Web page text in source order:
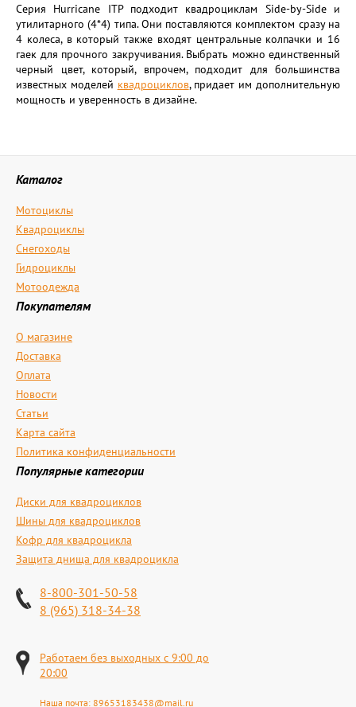
Серия Hurricane ITP подходит квадроциклам Side-by-Side и
утилитарного (4*4) типа. Они поставляются комплектом сразу на
4 колеса, в который также входят центральные колпачки и 16
гаек для прочного закручивания. Выбрать можно единственный
черный цвет, который, впрочем, подходит для большинства
известных моделей квадроциклов, придает им дополнительную
мощность и уверенность в дизайне.
Каталог
Мотоциклы
Квадроциклы
Снегоходы
Гидроциклы
Мотоодежда
Покупателям
О магазине
Доставка
Оплата
Новости
Статьи
Карта сайта
Политика конфиденциальности
Популярные категории
Диски для квадроциклов
Шины для квадроциклов
Кофр для квадроцикла
Защита днища для квадроцикла
8-800-301-50-58
8 (965) 318-34-38
Работаем без выходных с 9:00 до
20:00
Наша почта: 89653183438@mail.ru